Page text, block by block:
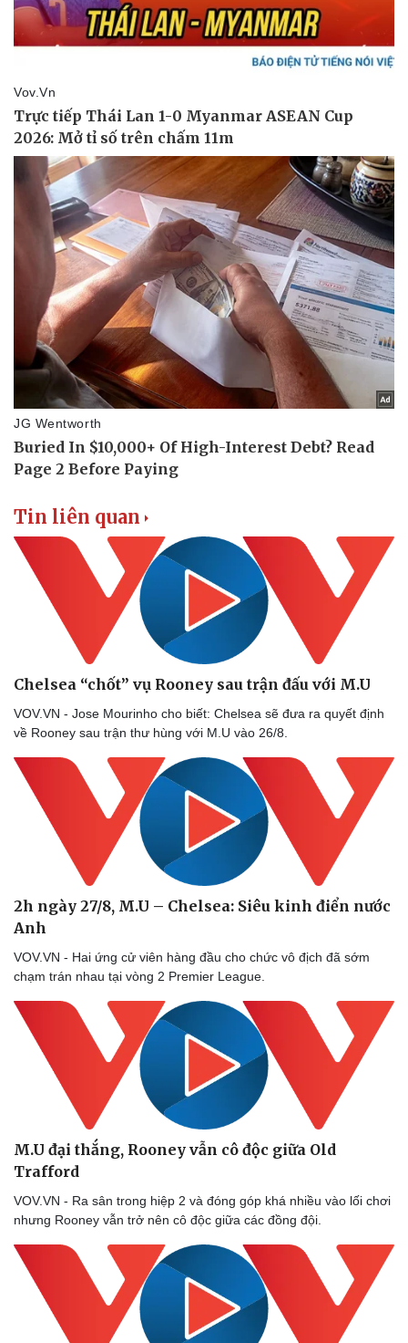
Doanh nghiệp
Thông tin doanh nghiệp
Doanh nghiệp 24h
Doanh nhân
Vì cộng đồng
Công nghệ
Sành điệu
Tin Công nghệ
Trải nghiệm
Chuyển đổi số
Tin liên quan
Chelsea “chốt” vụ Rooney sau trận đấu với M.U
VOV.VN - Jose Mourinho cho biết: Chelsea sẽ đưa ra quyết định
về Rooney sau trận thư hùng với M.U vào 26/8.
2h ngày 27/8, M.U – Chelsea: Siêu kinh điển nước
Anh
VOV.VN - Hai ứng cử viên hàng đầu cho chức vô địch đã sớm
chạm trán nhau tại vòng 2 Premier League.
M.U đại thắng, Rooney vẫn cô độc giữa Old
Trafford
VOV.VN - Ra sân trong hiệp 2 và đóng góp khá nhiều vào lối chơi
nhưng Rooney vẫn trở nên cô độc giữa các đồng đội.